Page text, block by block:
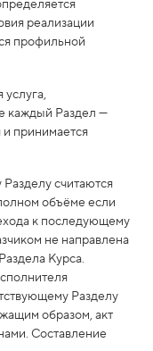
реализации
профильной
услуга,
каждый Раздел —
и принимается
считаются
объёме если
к последующему
не направлена
Курса.
Разделу
образом, акт
Составление